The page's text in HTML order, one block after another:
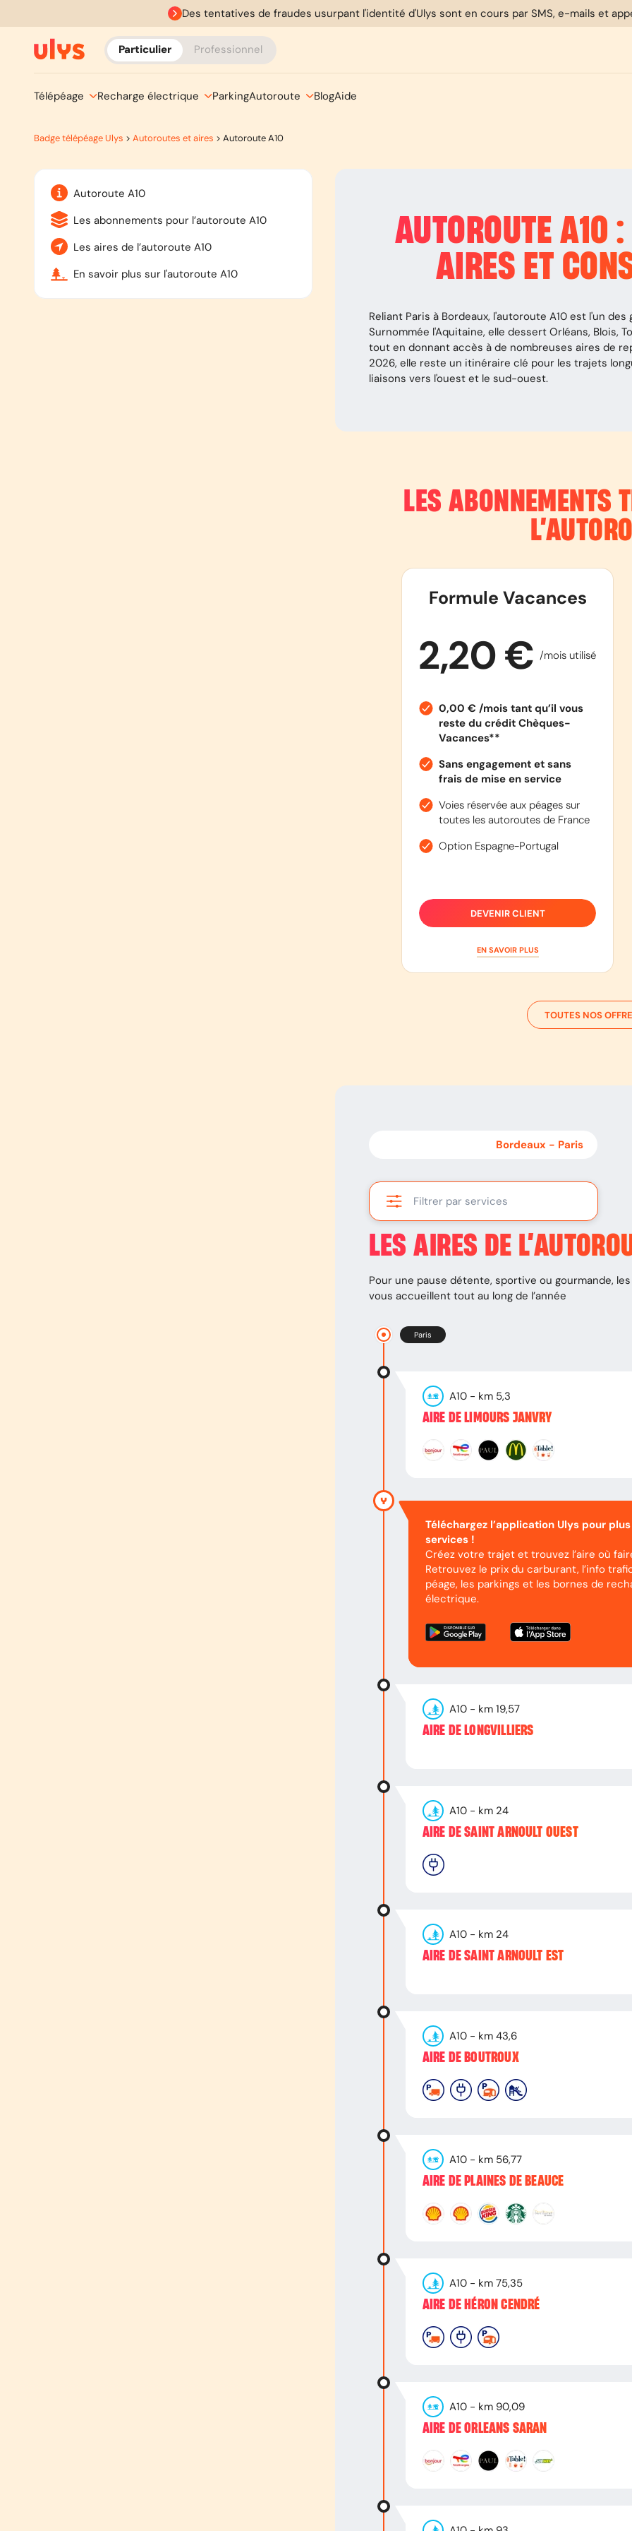
Des tentatives de fraudes usurpant l'identité d'Ulys sont en cours par SMS, e-mails et
Particulier Professionnel
Télépéage Recharge électrique ParkingAutoroute BlogAide
Badge télépéage Ulys > Autoroutes et aires > Autoroute A10
Autoroute A10
Les abonnements pour l’autoroute A10
Les aires de l’autoroute A10
En savoir plus sur l'autoroute A10
AUTOROUTE A10
AIRES ET
Reliant Paris à Bordeaux, l'autoroute A10 est l'un
Surnommée l'Aquitaine, elle dessert Orléans, Blois,
tout en donnant accès à de nombreuses aires de
2026, elle reste un itinéraire clé pour les trajets
liaisons vers l'ouest et le sud-ouest.
LES ABONNEMENTS
Formule Vacances
2,20 € /mois utilisé
0,00 € /mois tant qu’il vous
reste du crédit Chèques-
Vacances**
Sans engagement et sans
frais de mise en service
Voies réservée aux péages sur
toutes les autoroutes de France
Option Espagne-Portugal
DEVENIR CLIENT
EN SAVOIR PLUS
TOUTES NOS
Bordeaux - Paris
Filtrer par services
LES AIRES DE
Pour une pause détente, sportive ou gourmande,
vous accueillent tout au long de l’année
Paris
A10- km 5,3
AIRE DE LIMOURS JANVRY
Téléchargez l’application Ulys pour
services !
Créez votre trajet et trouvez l’aire où
Retrouvez le prix du carburant, l’info
péage, les parkings et les bornes de
électrique.
A10- km 19,57
AIRE DE LONGVILLIERS
A10- km 24
AIRE DE SAINT ARNOULT OUEST
A10- km 24
AIRE DE SAINT ARNOULT EST
A10- km 43,6
AIRE DE BOUTROUX
A10- km 56,77
AIRE DE PLAINES DE BEAUCE
A10- km 75,35
AIRE DE HÉRON CENDRÉ
A10- km 90,09
AIRE DE ORLEANS SARAN